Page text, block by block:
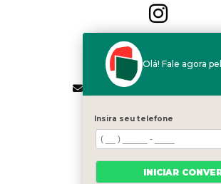
(11) 2564-4684
(11) 94168-2041
MENU
HOME
QUEM SOMOS
SERVIÇOS
BLOG
Olá! Fale agora
Insira seu telefone
INICIAR